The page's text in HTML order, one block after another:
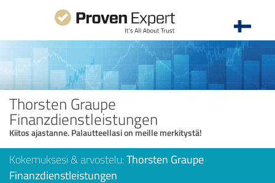
Thorsten Graupe
Finanzdienstleistungen
Kiitos ajastanne. Palautteellasi on meille merkitystä!
Kokemuksesi & arvostelu: Thorsten Graupe
Finanzdienstleistungen